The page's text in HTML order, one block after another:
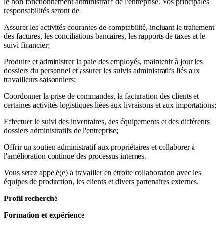
le bon fonctionnement administratif de l'entreprise. Vos principales
responsabilités seront de :
Assurer les activités courantes de comptabilité, incluant le traitement
des factures, les conciliations bancaires, les rapports de taxes et le
suivi financier;
Produire et administrer la paie des employés, maintenir à jour les
dossiers du personnel et assurer les suivis administratifs liés aux
travailleurs saisonniers;
Coordonner la prise de commandes, la facturation des clients et
certaines activités logistiques liées aux livraisons et aux importations;
Effectuer le suivi des inventaires, des équipements et des différents
dossiers administratifs de l'entreprise;
Offrir un soutien administratif aux propriétaires et collaborer à
l'amélioration continue des processus internes.
Vous serez appelé(e) à travailler en étroite collaboration avec les
équipes de production, les clients et divers partenaires externes.
Profil recherché
Formation et expérience